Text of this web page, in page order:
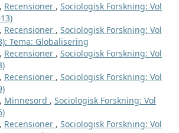
Recensioner , Sociologisk Forskning: Vol
Recensioner , Sociologisk Forskning: Vol
Tema: Globalisering
Recensioner , Sociologisk Forskning: Vol
Recensioner , Sociologisk Forskning: Vol
Minnesord , Sociologisk Forskning: Vol
Recensioner , Sociologisk Forskning: Vol